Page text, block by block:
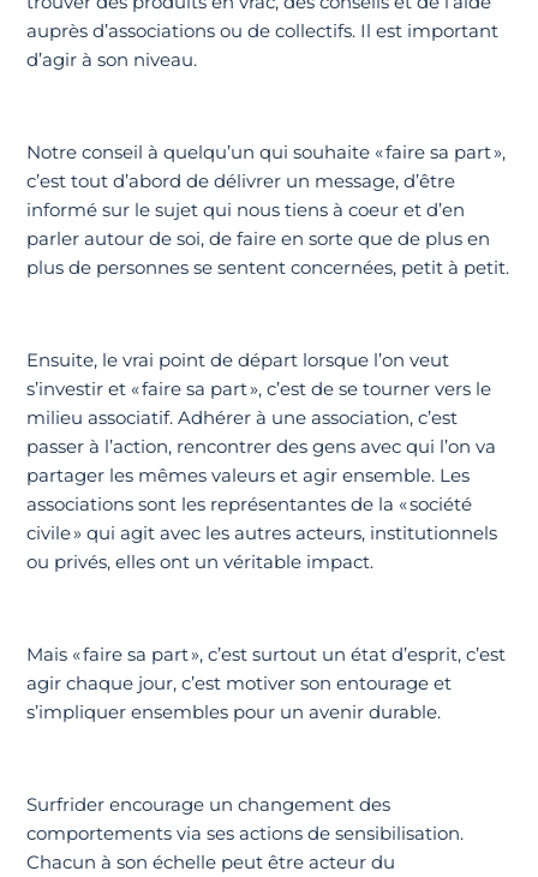
auprès d’associations ou de collectifs. Il est important
d’agir à son niveau.
Notre conseil à quelqu’un qui souhaite « faire sa part »,
c’est tout d’abord de délivrer un message, d’être
informé sur le sujet qui nous tiens à coeur et d’en
parler autour de soi, de faire en sorte que de plus en
plus de personnes se sentent concernées, petit à petit.
Ensuite, le vrai point de départ lorsque l’on veut
s’investir et « faire sa part », c’est de se tourner vers le
milieu associatif. Adhérer à une association, c’est
passer à l’action, rencontrer des gens avec qui l’on va
partager les mêmes valeurs et agir ensemble. Les
associations sont les représentantes de la « société
civile » qui agit avec les autres acteurs, institutionnels
ou privés, elles ont un véritable impact.
Mais « faire sa part », c’est surtout un état d’esprit, c’est
agir chaque jour, c’est motiver son entourage et
s’impliquer ensembles pour un avenir durable.
Surfrider encourage un changement des
comportements via ses actions de sensibilisation.
Chacun à son échelle peut être acteur du